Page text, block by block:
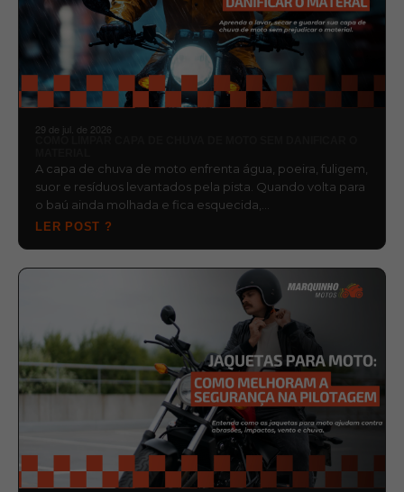
29 de jul. de 2026
A capa de chuva de moto enfrenta água, poeira, fuligem,
suor e resíduos levantados pela pista. Quando volta para
o baú ainda molhada e fica esquecida,…
LER POST ?